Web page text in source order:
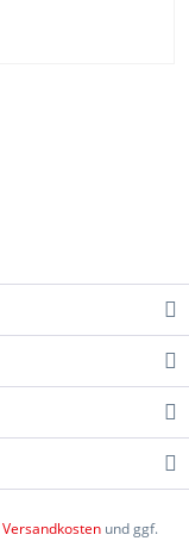
Versandkosten und ggf.